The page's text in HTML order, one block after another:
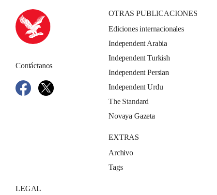
Contáctanos
OTRAS PUBLICACIONES
Ediciones internacionales
Independent Arabia
Independent Turkish
Independent Persian
Independent Urdu
The Standard
Novaya Gazeta
EXTRAS
Archivo
Tags
LEGAL